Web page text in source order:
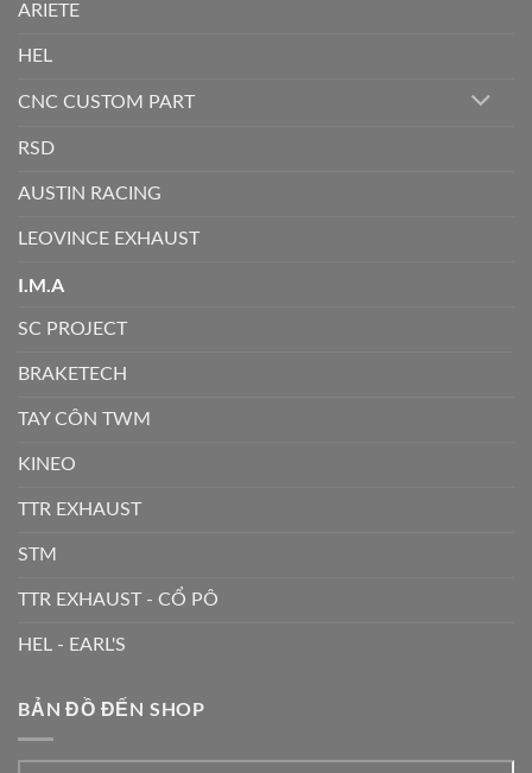
ARIETE
HEL
CNC CUSTOM PART
RSD
AUSTIN RACING
LEOVINCE EXHAUST
I.M.A
SC PROJECT
BRAKETECH
TAY CÔN TWM
KINEO
TTR EXHAUST
STM
TTR EXHAUST - CỔ PÔ
HEL - EARL'S
BẢN ĐỒ ĐẾN SHOP